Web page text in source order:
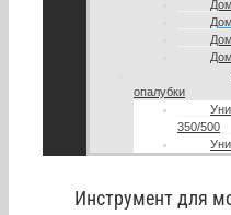
опалубки
350/500
Инструмент для